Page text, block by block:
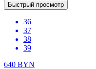
Быстрый просмотр
36
37
38
39
640 BYN